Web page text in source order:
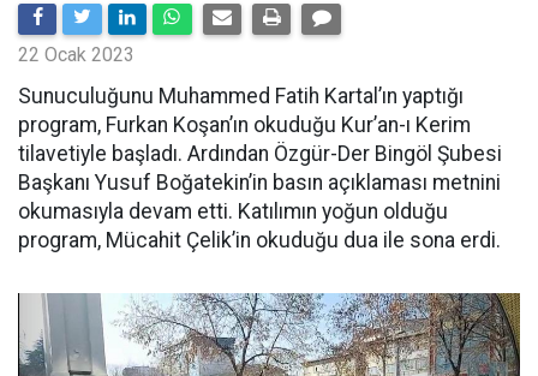
22 Ocak 2023
Sunuculuğunu Muhammed Fatih Kartal’ın yaptığı
program, Furkan Koşan’ın okuduğu Kur’an-ı Kerim
tilavetiyle başladı. Ardından Özgür-Der Bingöl Şubesi
Başkanı Yusuf Boğatekin’in basın açıklaması metnini
okumasıyla devam etti. Katılımın yoğun olduğu
program, Mücahit Çelik’in okuduğu dua ile sona erdi.